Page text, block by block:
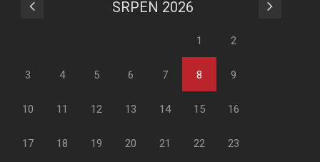
SRPEN 2026
1 2
3 4 5 6 7 8 9
10 11 12 13 14 15 16
17 18 19 20 21 22 23